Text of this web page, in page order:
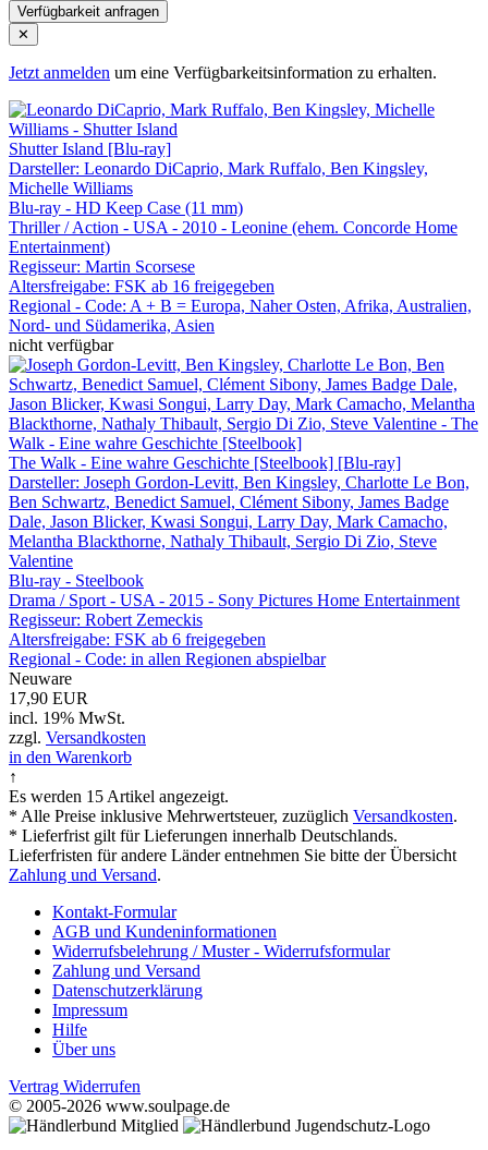
Verfügbarkeit anfragen
✕
Jetzt anmelden um eine Verfügbarkeitsinformation zu erhalten.
Shutter Island [Blu-ray]
Darsteller: Leonardo DiCaprio, Mark Ruffalo, Ben Kingsley,
Michelle Williams
Blu-ray - HD Keep Case (11 mm)
Thriller / Action - USA - 2010 - Leonine (ehem. Concorde Home
Entertainment)
Regisseur: Martin Scorsese
Altersfreigabe: FSK ab 16 freigegeben
Regional - Code: A + B = Europa, Naher Osten, Afrika, Australien,
Nord- und Südamerika, Asien
nicht verfügbar
The Walk - Eine wahre Geschichte [Steelbook] [Blu-ray]
Darsteller: Joseph Gordon-Levitt, Ben Kingsley, Charlotte Le Bon,
Ben Schwartz, Benedict Samuel, Clément Sibony, James Badge
Dale, Jason Blicker, Kwasi Songui, Larry Day, Mark Camacho,
Melantha Blackthorne, Nathaly Thibault, Sergio Di Zio, Steve
Valentine
Blu-ray - Steelbook
Drama / Sport - USA - 2015 - Sony Pictures Home Entertainment
Regisseur: Robert Zemeckis
Altersfreigabe: FSK ab 6 freigegeben
Regional - Code: in allen Regionen abspielbar
Neuware
17,90 EUR
incl. 19% MwSt.
zzgl. Versandkosten
in den Warenkorb
↑
Es werden 15 Artikel angezeigt.
* Alle Preise inklusive Mehrwertsteuer, zuzüglich Versandkosten.
* Lieferfrist gilt für Lieferungen innerhalb Deutschlands.
Lieferfristen für andere Länder entnehmen Sie bitte der Übersicht
Zahlung und Versand.
Kontakt-Formular
AGB und Kundeninformationen
Widerrufsbelehrung / Muster - Widerrufsformular
Zahlung und Versand
Datenschutzerklärung
Impressum
Hilfe
Über uns
Vertrag Widerrufen
© 2005-2026 www.soulpage.de